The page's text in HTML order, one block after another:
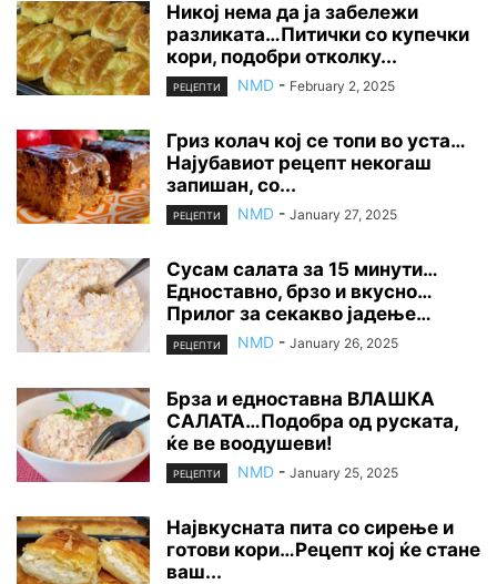
Никој нема да ја забележи
разликата…Питички со купечки
кори, подобри отколку...
РЕЦЕПТИ NMD - February 2, 2025
Гриз колач кој се топи во уста…
Најубавиот рецепт некогаш
запишан, со...
РЕЦЕПТИ NMD - January 27, 2025
Сусам салата за 15 минути…
Едноставно, брзо и вкусно…
Прилог за секакво јадење…
РЕЦЕПТИ NMD - January 26, 2025
Брза и едноставна ВЛАШКА
САЛАТА…Подобра од руската,
ќе ве воодушеви!
РЕЦЕПТИ NMD - January 25, 2025
Највкусната пита со сирење и
готови кори…Рецепт кој ќе стане
ваш...